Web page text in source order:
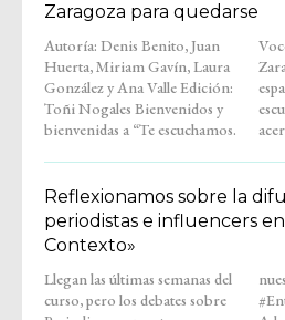
Zaragoza para quedarse
Autoría: Denis Benito, Juan
Huerta, Miriam Gavín, Laura
González y Ana Valle Edición:
Toñi Nogales Bienvenidos y
bienvenidas a “Te escuchamos.
Voces de quienes llegaron a
Zaragoza para quedarse”. Un
espacio tranquilo, hecho para
escuchar sin prisas y
Reflexionamos sobre la
periodistas e influencers
Contexto»
Llegan las últimas semanas del
curso, pero los debates sobre
nuestro propio podcast de
#Entremedios. Laura Jiménez,